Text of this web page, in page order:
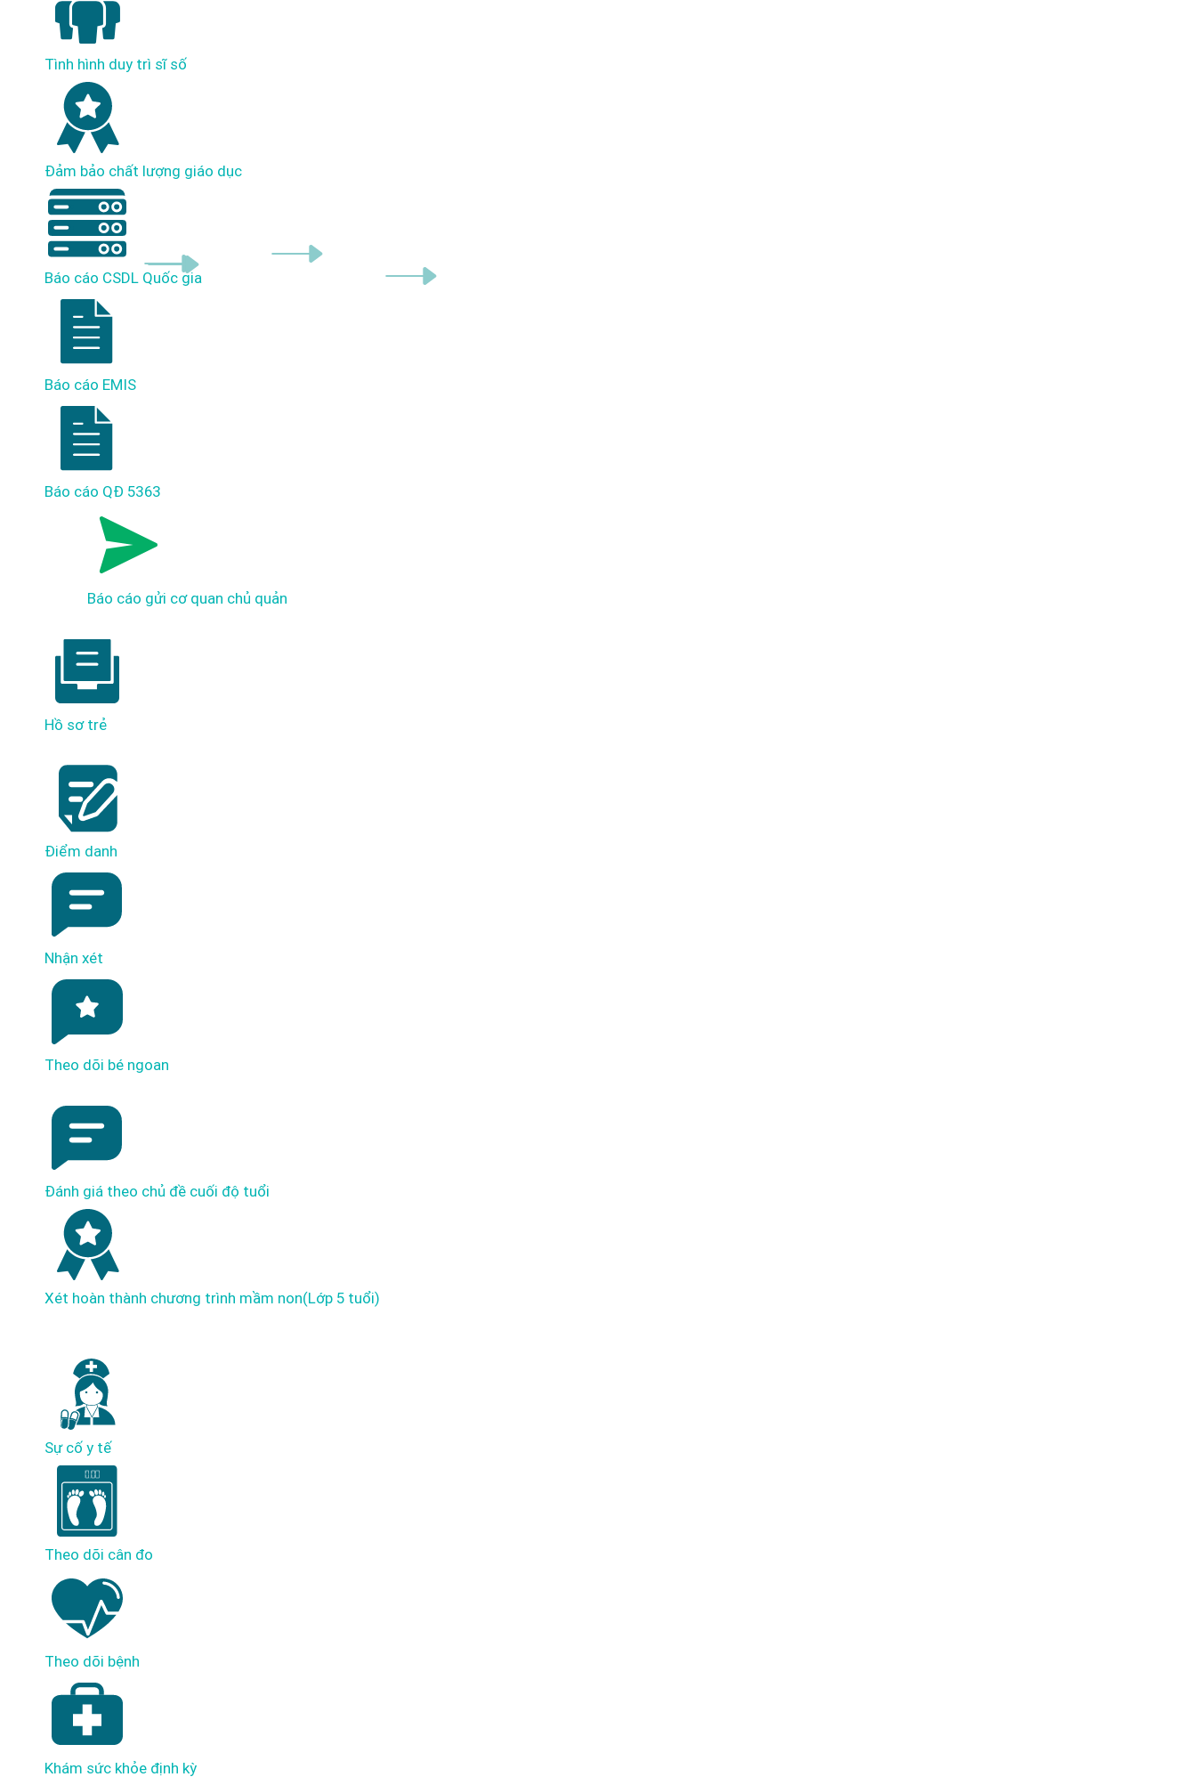
Tình hình duy trì sĩ số
Đảm bảo chất lượng giáo dục
Báo cáo CSDL Quốc gia
Báo cáo EMIS
Báo cáo QĐ 5363
Báo cáo gửi cơ quan chủ quản
Hồ sơ trẻ
Điểm danh
Nhận xét
Theo dõi bé ngoan
Đánh giá theo chủ đề cuối độ tuổi
Xét hoàn thành chương trình mầm non(Lớp 5 tuổi)
Sự cố y tế
Theo dõi cân đo
Theo dõi bệnh
Khám sức khỏe định kỳ